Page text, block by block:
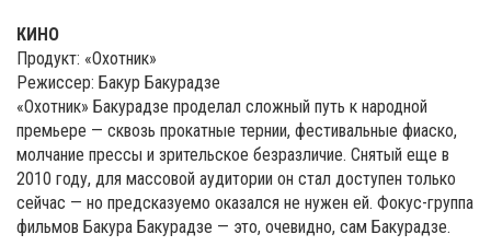
КИНО
Продукт: «Охотник»
Режиссер: Бакур Бакурадзе
«Охотник» Бакурадзе проделал сложный путь к народной
премьере — сквозь прокатные тернии, фестивальные фиаско,
молчание прессы и зрительское безразличие. Снятый еще в
2010 году, для массовой аудитории он стал доступен только
сейчас — но предсказуемо оказался не нужен ей. Фокус-группа
фильмов Бакура Бакурадзе — это, очевидно, сам Бакурадзе.